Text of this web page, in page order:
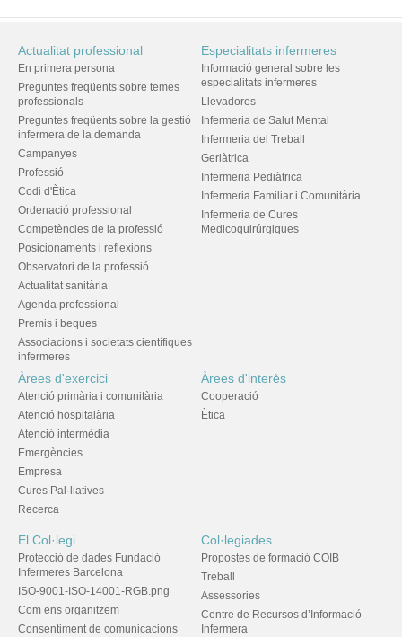
Actualitat professional
En primera persona
Preguntes freqüents sobre temes
professionals
Preguntes freqüents sobre la gestió
infermera de la demanda
Campanyes
Professió
Codi d'Ètica
Ordenació professional
Competències de la professió
Posicionaments i reflexions
Observatori de la professió
Actualitat sanitària
Agenda professional
Premis i beques
Associacions i societats científiques
infermeres
Especialitats infermeres
Informació general sobre les
especialitats infermeres
Llevadores
Infermeria de Salut Mental
Infermeria del Treball
Geriàtrica
Infermeria Pediàtrica
Infermeria Familiar i Comunitària
Infermeria de Cures
Medicoquirúrgiques
Àrees d'exercici
Atenció primària i comunitària
Atenció hospitalària
Atenció intermèdia
Emergències
Empresa
Cures Pal·liatives
Recerca
Àrees d'interès
Cooperació
Ètica
El Col·legi
Protecció de dades Fundació
Infermeres Barcelona
ISO-9001-ISO-14001-RGB.png
Com ens organitzem
Consentiment de comunicacions
Col·legiades
Propostes de formació COIB
Treball
Assessories
Centre de Recursos d’Informació
Infermera